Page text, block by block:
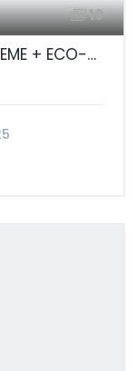
19
DACIA SANDERO STEPWAY EXTREME + ECO-G 100CV VERDE